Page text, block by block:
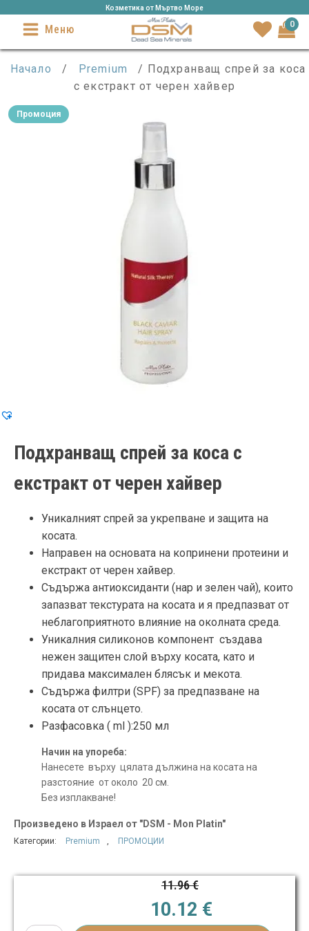
Козметика от Mъртво Море
Меню 0
Начало / Premium
/ Подхранващ спрей за коса
с екстракт от черен хайвер
Промоция
Подхранващ спрей за коса с
екстракт от черен хайвер
Уникалният спрей за укрепване и защита на
косата.
Направен на основата на копринени протеини и
екстракт от черен хайвер.
Съдържа антиоксиданти (нар и зелен чай), които
запазват текстурата на косата и я предпазват от
неблагоприятното влияние на околната среда.
Уникалния силиконов компонент създава
нежен защитен слой върху косата, като и
придава максимален блясък и мекота.
Съдържа филтри (SPF) за предпазване на
косата от слънцето.
Разфасовка ( ml ):250 мл
Начин на упореба:
Нанесете върху цялата дължина на косата на
разстояние от около 20 см.
Без изплакване!
Произведено в Израел от "DSM - Mon Platin"
Категории: Premium , ПРОМОЦИИ
11.96€
Original price
10.12 €